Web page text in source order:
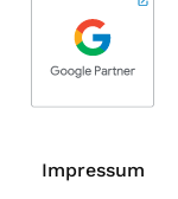
Impressum